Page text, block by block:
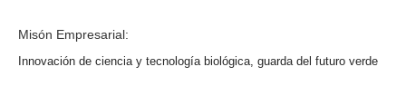
Misón Empresarial:
Innovación de ciencia y tecnología biológica, guarda del futuro verde